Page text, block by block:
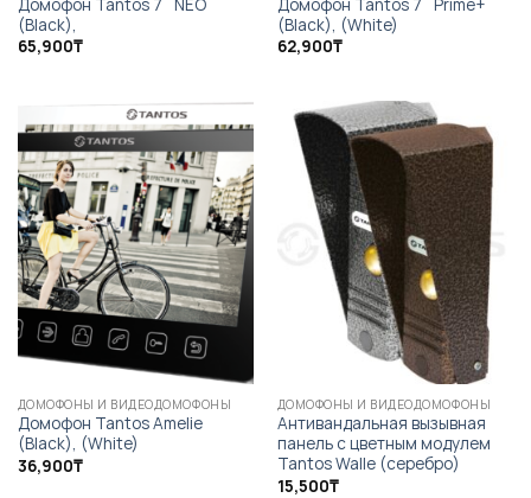
Домофон Tantos 7` NEO
(Black),
65,900₸
Домофон Tantos 7` Prime+
(Black), (White)
62,900₸
ДОМОФОНЫ И ВИДЕОДОМОФОНЫ
Домофон Tantos Amelie
(Black), (White)
36,900₸
ДОМОФОНЫ И ВИДЕОДОМОФОНЫ
Антивандальная вызывная
панель с цветным модулем
Tantos Walle (серебро)
15,500₸